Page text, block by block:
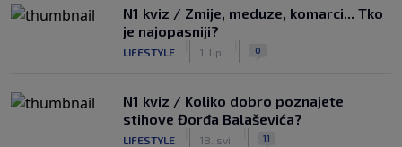
N1 kviz / Zmije, meduze, komarci... Tko
je najopasniji?
LIFESTYLE 1. lip. 0
N1 kviz / Koliko dobro poznajete
stihove Đorđa Balaševića?
LIFESTYLE 18. svi. 11